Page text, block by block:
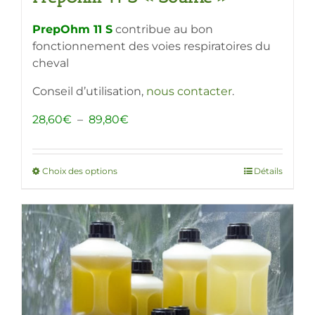
PrepOhm 11 S contribue au bon
fonctionnement des voies respiratoires du
cheval
Conseil d’utilisation, nous contacter.
28,60€ – 89,80€
prix :
89,80€
Choix des optionsCe
a
plusieurs
variations.
Les
options
peuvent
être
Détails